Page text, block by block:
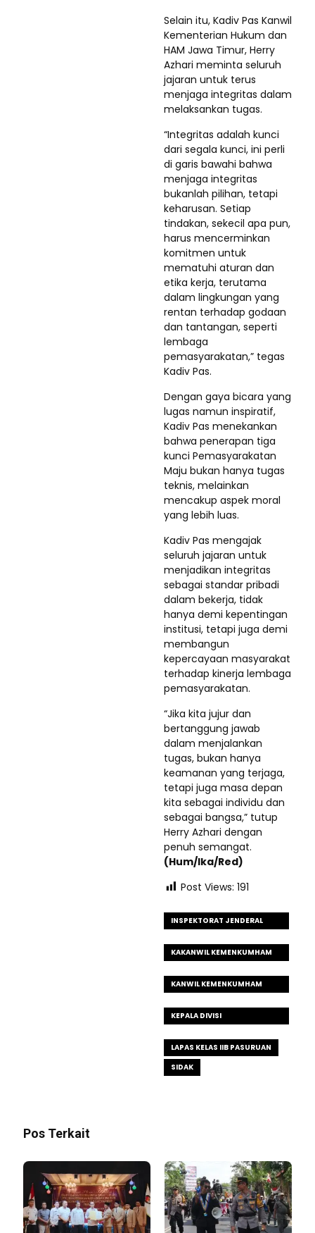
Selain itu, Kadiv Pas Kanwil
Kementerian Hukum dan
HAM Jawa Timur, Herry
Azhari meminta seluruh
jajaran untuk terus
menjaga integritas dalam
melaksankan tugas.
“Integritas adalah kunci
dari segala kunci, ini perli
di garis bawahi bahwa
menjaga integritas
bukanlah pilihan, tetapi
keharusan. Setiap
tindakan, sekecil apa pun,
harus mencerminkan
komitmen untuk
mematuhi aturan dan
etika kerja, terutama
dalam lingkungan yang
rentan terhadap godaan
dan tantangan, seperti
lembaga
pemasyarakatan,” tegas
Kadiv Pas.
Dengan gaya bicara yang
lugas namun inspiratif,
Kadiv Pas menekankan
bahwa penerapan tiga
kunci Pemasyarakatan
Maju bukan hanya tugas
teknis, melainkan
mencakup aspek moral
yang lebih luas.
Kadiv Pas mengajak
seluruh jajaran untuk
menjadikan integritas
sebagai standar pribadi
dalam bekerja, tidak
hanya demi kepentingan
institusi, tetapi juga demi
membangun
kepercayaan masyarakat
terhadap kinerja lembaga
pemasyarakatan.
“Jika kita jujur dan
bertanggung jawab
dalam menjalankan
tugas, bukan hanya
keamanan yang terjaga,
tetapi juga masa depan
kita sebagai individu dan
sebagai bangsa,” tutup
Herry Azhari dengan
penuh semangat.
(Hum/Ika/Red)
Post Views: 191
INSPEKTORAT JENDERAL
KAKANWIL KEMENKUMHAM
KANWIL KEMENKUMHAM
KEPALA DIVISI
LAPAS KELAS IIB PASURUAN
SIDAK
Pos Terkait